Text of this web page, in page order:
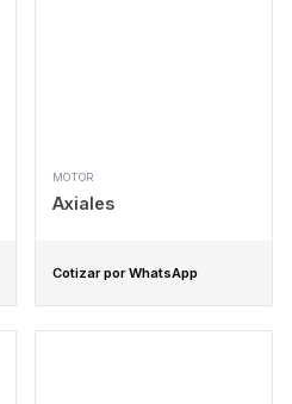
MOTOR
Axiales
Cotizar por WhatsApp